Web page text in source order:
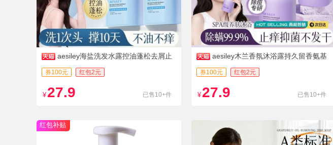
aesiley海盐洗发水露控油蓬松去屑止
痒券100元 红包2元
¥ 27.9 已售10+件
aesiley木兰香氛沐浴露持久留香氨基
酸800ml
券100元 红包2元
¥ 27.9 已售10+件
红包补贴